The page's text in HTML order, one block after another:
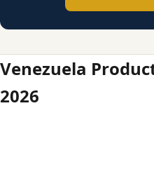
Venezuela
2026